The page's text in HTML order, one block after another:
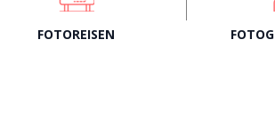
FOTOREISEN